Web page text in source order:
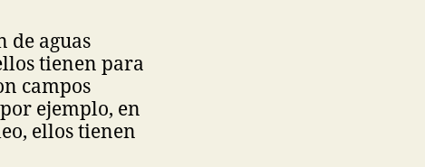
de aguas
tienen para
campos
ejemplo, en
ellos tienen